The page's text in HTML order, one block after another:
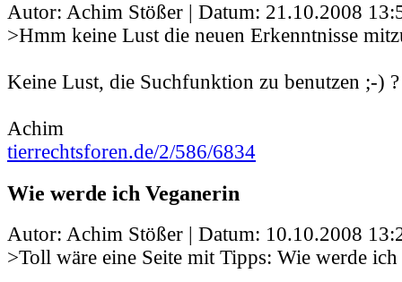
Autor: Achim Stößer | Datum: 21.10.2008
>Hmm keine Lust die neuen Erkenntnisse
Keine Lust, die Suchfunktion zu benutzen ;-) ?
Achim
tierrechtsforen.de/2/586/6834
Wie werde ich Veganerin
Autor: Achim Stößer | Datum: 10.10.2008
>Toll wäre eine Seite mit Tipps: Wie werde